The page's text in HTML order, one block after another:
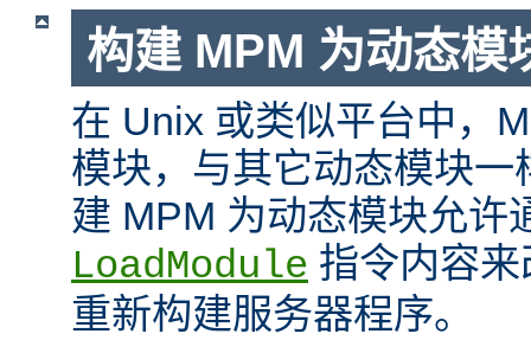
构建 MPM 为动态模
在 Unix 或类似平台中，
模块，与其它动态模块
建 MPM 为动态模块允许
LoadModule 指令内容
重新构建服务器程序。